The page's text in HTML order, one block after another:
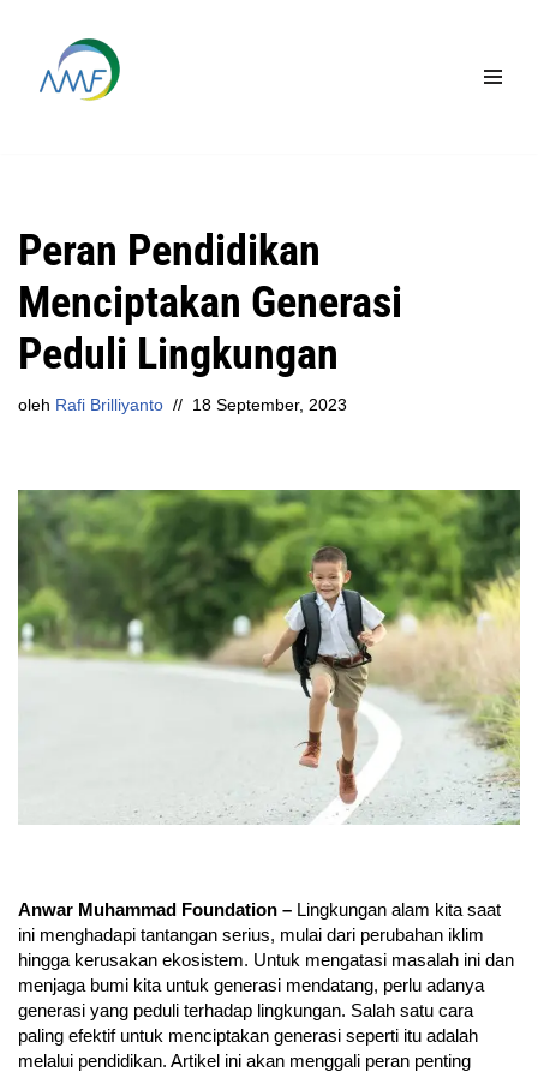
Lompat
Peran Pendidikan
Menciptakan Generasi
Peduli Lingkungan
oleh Rafi Brilliyanto 18 September, 2023
Anwar Muhammad Foundation – Lingkungan alam kita saat
ini menghadapi tantangan serius, mulai dari perubahan iklim
hingga kerusakan ekosistem. Untuk mengatasi masalah ini dan
menjaga bumi kita untuk generasi mendatang, perlu adanya
generasi yang peduli terhadap lingkungan. Salah satu cara
paling efektif untuk menciptakan generasi seperti itu adalah
melalui pendidikan. Artikel ini akan menggali peran penting